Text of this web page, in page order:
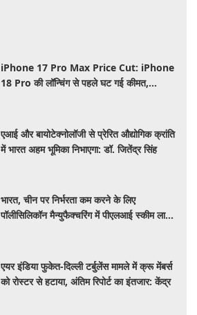
iPhone 17 Pro Max Price Cut: iPhone
18 Pro की लॉन्चिंग से पहले घट गई कीमत,
एआई और बायोटेक्नोलॉजी से प्रेरित औद्योगिक क्रांति
में भारत अहम भूमिका निभाएगा: डॉ. जितेंद्र सिंह
भारत, चीन पर निर्भरता कम करने के लिए
पॉलीसिलिकॉन मैन्युफैक्चरिंग में पीएलआई स्कीम लाने
एयर इंडिया फुकेत-दिल्ली टर्बुलेंस मामले में क्रू मेंबर्स
को रोस्टर से हटाया, अंतिम रिपोर्ट का इंतजार: केंद्र